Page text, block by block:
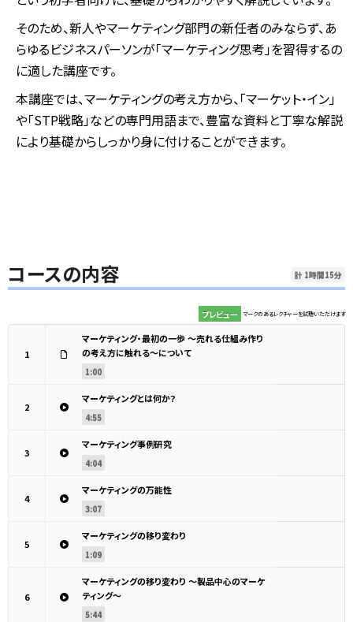
そのため、新人やマーケティング部門の新任者のみならず、あ
らゆるビジネスパーソンが「マーケティング思考」を習得するの
に適した講座です。
本講座では、マーケティングの考え方から、「マーケット・イン」
や「STP戦略」などの専門用語まで、豊富な資料と丁寧な解説
により基礎からしっかり身に付けることができます。
コースの内容 計 1時間15分
プレビュー マークのあるレクチャーを試聴いただけます
1
マーケティング・最初の一歩 ～売れる仕組み作り
の考え方に触れる～について
1:00
2
マーケティングとは何か？
4:55
3
マーケティング事例研究
4:04
4
マーケティングの万能性
3:07
5
マーケティングの移り変わり
1:09
6
マーケティングの移り変わり ～製品中心のマーケ
ティング～
5:44